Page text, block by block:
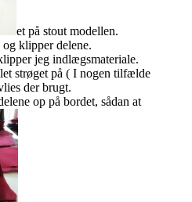
et på stout modellen.
klipper delene.
jeg indlægsmateriale.
strøget på ( I nogen tilfælde
der brugt.
op på bordet, sådan at